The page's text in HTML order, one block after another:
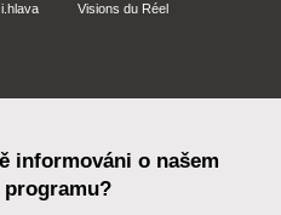
Visions du Réel
informováni o našem